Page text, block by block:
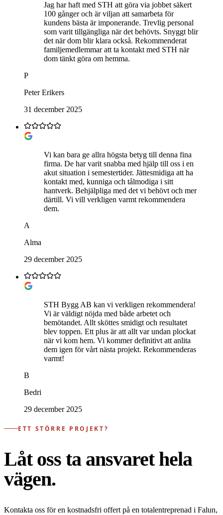
Jag har haft med STH att göra via jobbet säkert
100 gånger och är viljan att samarbeta för
kundens bästa är imponerande. Trevlig personal
som varit tillgängliga när det behövts. Snyggt blir
det när dom blir klara också. Rekommenderat
familjemedlemmar att ta kontakt med STH när
dom tänkt göra om hemma.
P
Peter Erikers
31 december 2025
Vi kan bara ge allra högsta betyg till denna fina
firma. De har varit snabba med hjälp till oss i en
akut situation i semestertider. Jättesmidiga att ha
kontakt med, kunniga och tålmodiga i sitt
hantverk. Behjälpliga med det vi behövt och mer
därtill. Vi vill verkligen varmt rekommendera
dem.
A
Alma
29 december 2025
STH Bygg AB kan vi verkligen rekommendera!
Vi är väldigt nöjda med både arbetet och
bemötandet. Allt sköttes smidigt och resultatet
blev toppen. Ett plus är att allt var undan plockat
när vi kom hem. Vi kommer definitivt att anlita
dem igen för vårt nästa projekt. Rekommenderas
varmt!
B
Bedri
29 december 2025
ETT STÖRRE PROJEKT?
Låt oss ta ansvaret hela
vägen.
Kontakta oss för en kostnadsfri offert på en totalentreprenad i Falun,